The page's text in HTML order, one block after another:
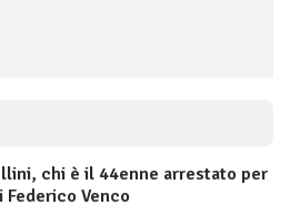
chi è il 44enne arrestato per
Federico Venco